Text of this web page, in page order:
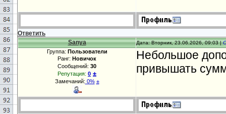
Ответить
Sanya
Дата: Вторник, 23.06.2026, 09:03 |
Группа: Пользователи
Ранг: Новичок
Сообщений: 30
Репутация: 0 ±
Замечаний: 0% ±
Небольшое
привышать